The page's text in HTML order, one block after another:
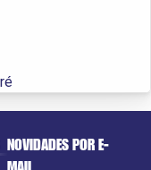
NOVIDADES POR E-